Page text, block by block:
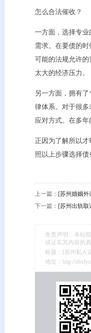
怎么合法催收？
一方面，选择专
需求。在要债的
可能的法规允许
太大的经济压力。
另一方面，拥有
律体系。对于很
应对方式。在多
正因为了解所以
照以上步骤选择债
上一篇： [苏州婚姻外
下一篇： [苏州出轨取
免责声明：本站
或证实其内容的
标题：[苏州私人
地址：http://